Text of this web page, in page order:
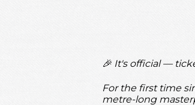
🎉 It's official —
For the first time
metre-long